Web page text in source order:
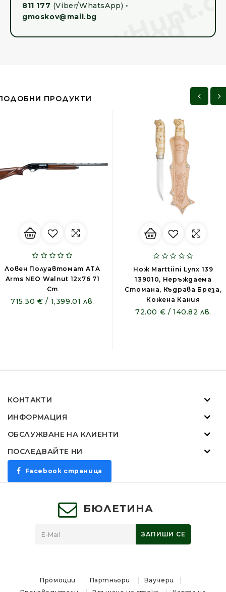
811 177 (Viber/WhatsApp) •
gmoskov@mail.bg
ПРОДУКТИ
Ловен Полуавтомат ATA
Arms NEO Walnut 12x76 71
Cm
715.30 € / 1,399.01 лв.
Нож Marttiini Lynx 139
139010, Неръждаема
Стомана, Къдрава Бреза,
Кожена Кания
72.00 € / 140.82 лв.
КОНТАКТИ
ИНФОРМАЦИЯ
ОБСЛУЖВАНЕ НА КЛИЕНТИ
ПОСЛЕДВАЙТЕ НИ
Facebook страница
БЮЛЕТИНА
ЗАПИШИ СЕ
Промоции Партньори
Ваучери